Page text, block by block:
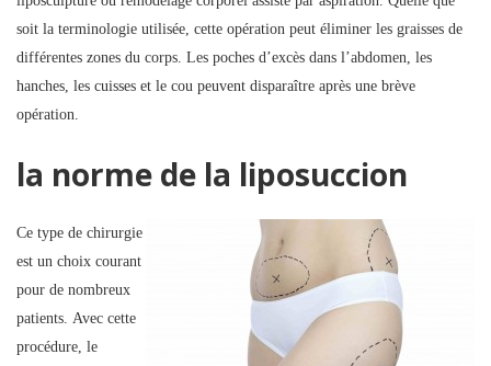
soit la terminologie utilisée, cette opération peut éliminer les graisses de
différentes zones du corps. Les poches d’excès dans l’abdomen, les
hanches, les cuisses et le cou peuvent disparaître après une brève
opération.
la norme de la liposuccion
Ce type de chirurgie
est un choix courant
pour de nombreux
patients. Avec cette
procédure, le